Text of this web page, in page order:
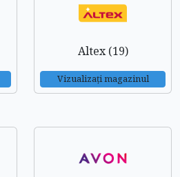
Altex (19)
Vizualizați magazinul